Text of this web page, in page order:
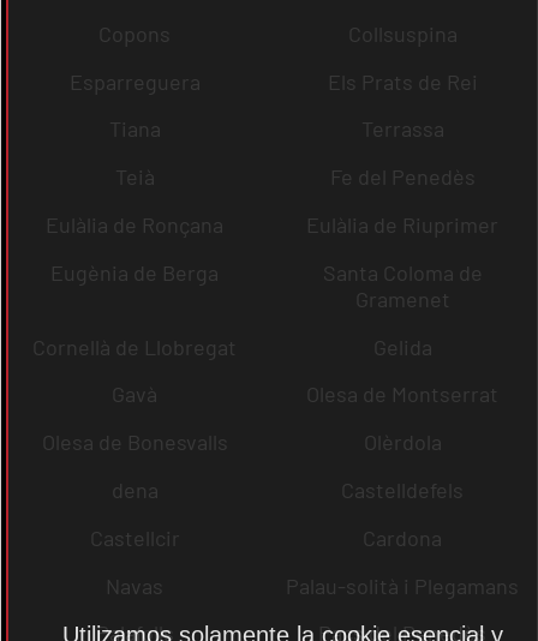
Copons
Collsuspina
Esparreguera
Els Prats de Rei
Tiana
Terrassa
Teià
Fe del Penedès
Eulàlia de Ronçana
Eulàlia de Riuprimer
Eugènia de Berga
Santa Coloma de
Gramenet
Cornellà de Llobregat
Gelida
Gavà
Olesa de Montserrat
Olesa de Bonesvalls
Olèrdola
dena
Castelldefels
Castellcir
Cardona
Navas
Palau-solità i Plegamans
Palafolls
Pacs del Penedès
Utilizamos solamente la cookie esencial y